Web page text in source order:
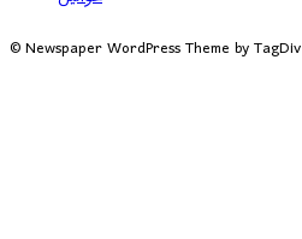
© Newspaper WordPress Theme by TagDiv